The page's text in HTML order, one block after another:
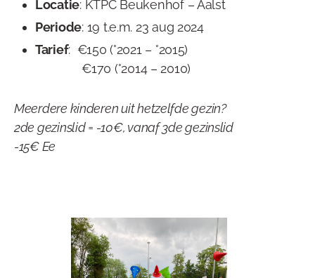
Locatie: KTPC Beukenhof – Aalst
Periode: 19 t.e.m. 23 aug 2024
Tarief: €150 (°2021 – °2015)
€170 (°2014 – 2010)
Meerdere kinderen uit hetzelfde gezin?
2de gezinslid = -10€, vanaf 3de gezinslid
-15€ Ee